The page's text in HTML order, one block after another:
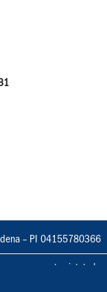
– PI 04155780366
vietata la
totale o parziale.